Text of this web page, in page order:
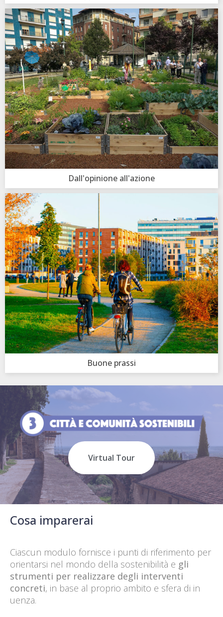
Dall'opinione all'azione
Buone prassi
Virtual Tour
Cosa imparerai
Ciascun modulo fornisce i punti di riferimento per
orientarsi nel mondo della sostenibilità e gli
strumenti per realizzare degli interventi
concreti, in base al proprio ambito e sfera di in
uenza.
Accedi / Registrati